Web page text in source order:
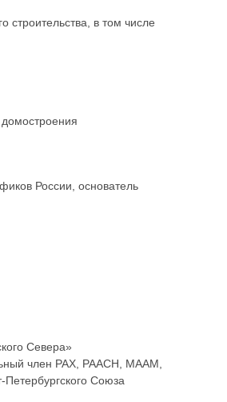
строительства, в том числе
России, основатель
Севера»
член РАХ, РААСН, МААМ,
Союза